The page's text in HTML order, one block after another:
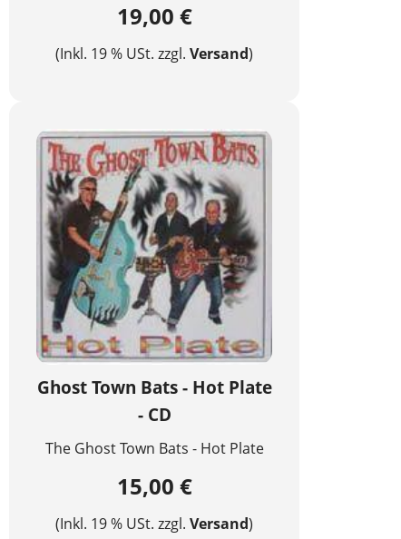
19,00 €
(Inkl. 19 % USt. zzgl. Versand)
Ghost Town Bats - Hot Plate
- CD
The Ghost Town Bats - Hot Plate
15,00 €
(Inkl. 19 % USt. zzgl. Versand)